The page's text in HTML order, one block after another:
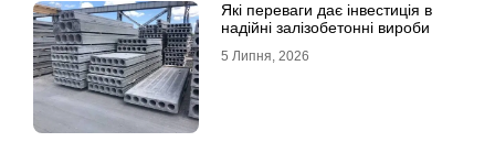
Які переваги дає інвестиція в
надійні залізобетонні вироби
5 Липня, 2026